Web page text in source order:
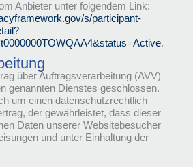
Anbieter unter folgendem Link:
s/participant-
.
über Auftragsverarbeitung (AVV)
genannten Dienstes geschlossen.
um einen datenschutzrechtlich
der gewährleistet, dass dieser
Daten unserer Websitebesucher
und unter Einhaltung der